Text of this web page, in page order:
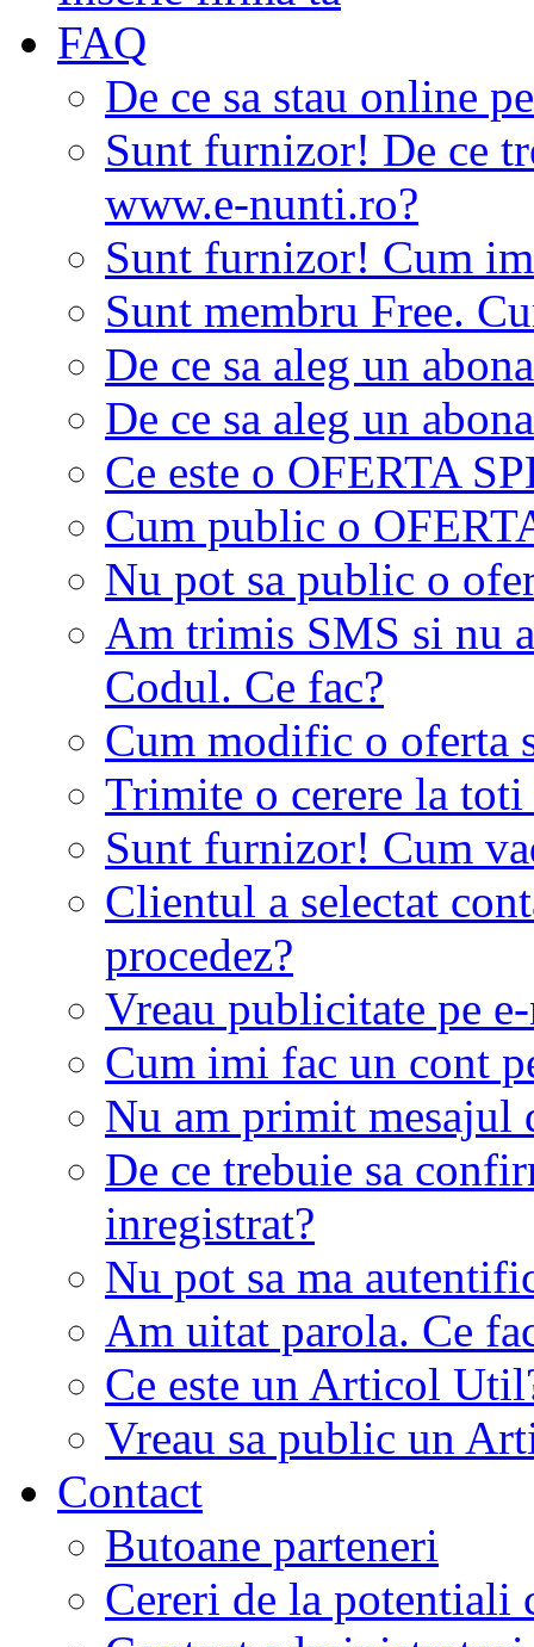
FAQ
De ce sa stau online
Sunt furnizor! De ce
www.e-nunti.ro?
Sunt furnizor! Cum
Sunt membru Free.
De ce sa aleg un
De ce sa aleg un
Ce este o OFERTA
Cum public o
Nu pot sa public o
Am trimis SMS si nu
Codul. Ce fac?
Cum modific o oferta
Trimite o cerere la
Sunt furnizor! Cum
Clientul a selectat
procedez?
Vreau publicitate pe
Cum imi fac un cont
Nu am primit mesajul
De ce trebuie sa
inregistrat?
Nu pot sa ma
Am uitat parola. Ce
Ce este un Articol
Vreau sa public un
Contact
Butoane parteneri
Cereri de la potentiali